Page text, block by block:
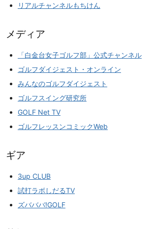
リアルチャンネルもちけん
メディア
「白金台女子ゴルフ部」公式チャンネル
ゴルフダイジェスト・オンライン
みんなのゴルフダイジェスト
ゴルフスイング研究所
GOLF Net TV
ゴルフレッスンコミックWeb
ギア
3up CLUB
試打ラボしだるTV
ズバババ!GOLF